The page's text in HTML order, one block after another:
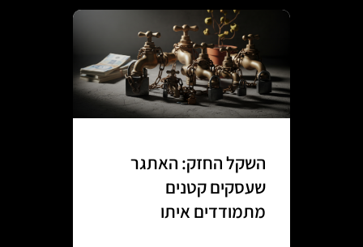
השקל החזק: האתגר
שעסקים קטנים
מתמודדים איתו